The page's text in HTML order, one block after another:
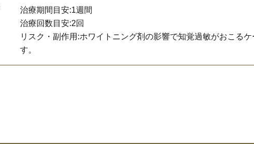
治療期間目安:1週間
治療回数目安:2回
リスク・副作用:ホワイトニング剤の影響で知覚過敏がおこるケ
す。